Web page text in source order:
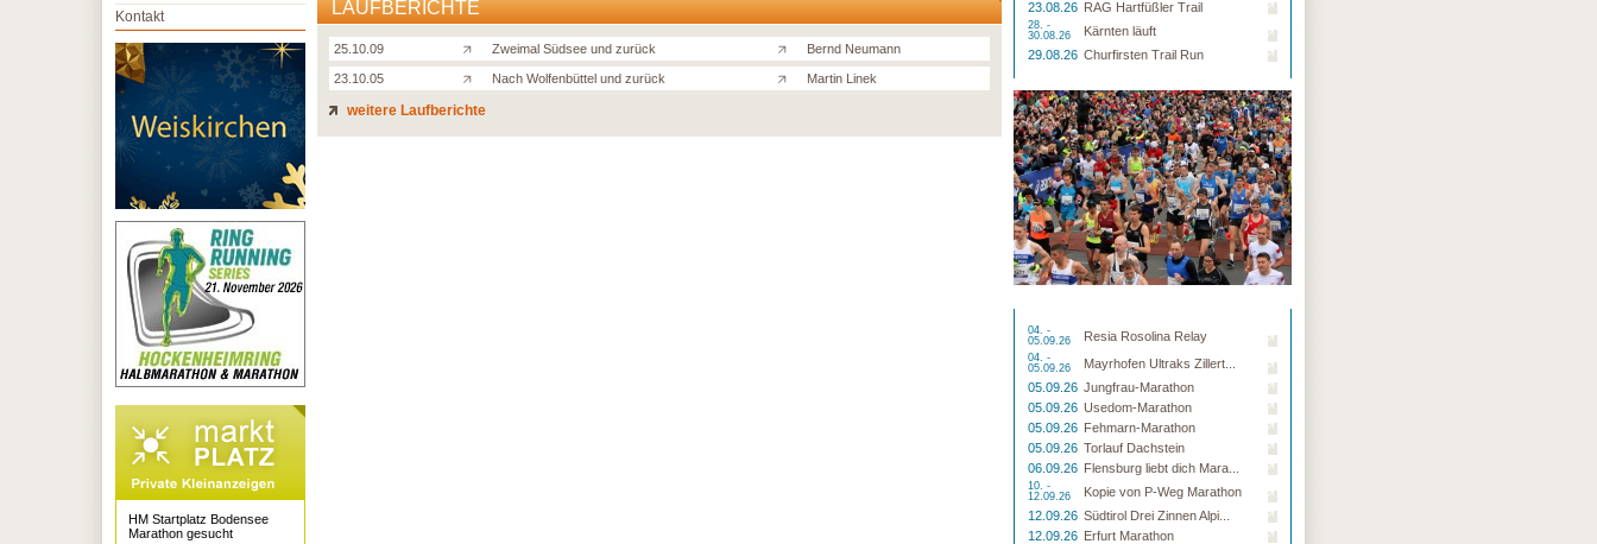
LAUFBERICHTE
25.10.09 Zweimal Südsee und zurück Bernd Neumann
23.10.05 Nach Wolfenbüttel und zurück Martin Linek
weitere Laufberichte
23.08.26 RAG Hartfüßler Trail
28. -
30.08.26
Kärnten läuft
29.08.26 Churfirsten Trail Run
04. -
05.09.26
Resia Rosolina Relay
04. -
05.09.26
Mayrhofen Ultraks Zillert...
05.09.26 Jungfrau-Marathon
05.09.26 Usedom-Marathon
05.09.26 Fehmarn-Marathon
05.09.26 Torlauf Dachstein
06.09.26 Flensburg liebt dich Mara...
10. -
12.09.26
Kopie von P-Weg Marathon
12.09.26 Südtirol Drei Zinnen Alpi...
12.09.26 Erfurt Marathon
Kontakt
HM Startplatz Bodensee
Marathon gesucht